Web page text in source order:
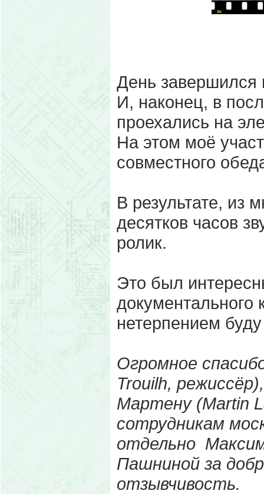
День завершился
И, наконец, в
проехались на
На этом моё
совместного
В результате, из
десятков часов
ролик.
Это был
документального
нетерпением
Огромное
Trouilh,
Мартену (Martin
сотрудникам
отдельно
Пашниной за
отзывчивость.